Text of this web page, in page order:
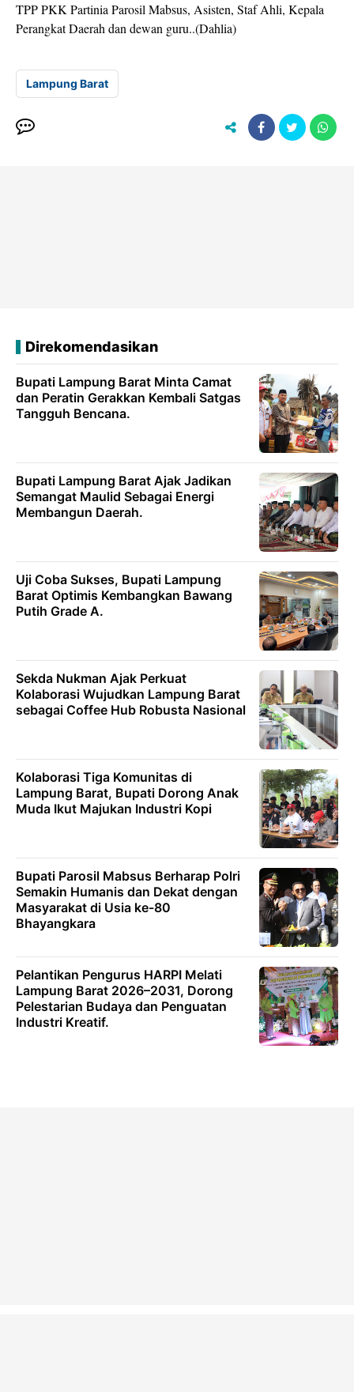
TPP PKK Partinia Parosil Mabsus, Asisten, Staf Ahli, Kepala
Perangkat Daerah dan dewan guru..(Dahlia)
Lampung Barat
Direkomendasikan
Bupati Lampung Barat Minta Camat
dan Peratin Gerakkan Kembali Satgas
Tangguh Bencana.
Bupati Lampung Barat Ajak Jadikan
Semangat Maulid Sebagai Energi
Membangun Daerah.
Uji Coba Sukses, Bupati Lampung
Barat Optimis Kembangkan Bawang
Putih Grade A.
Sekda Nukman Ajak Perkuat
Kolaborasi Wujudkan Lampung Barat
sebagai Coffee Hub Robusta Nasional
Kolaborasi Tiga Komunitas di
Lampung Barat, Bupati Dorong Anak
Muda Ikut Majukan Industri Kopi
Bupati Parosil Mabsus Berharap Polri
Semakin Humanis dan Dekat dengan
Masyarakat di Usia ke-80
Bhayangkara
Pelantikan Pengurus HARPI Melati
Lampung Barat 2026–2031, Dorong
Pelestarian Budaya dan Penguatan
Industri Kreatif.